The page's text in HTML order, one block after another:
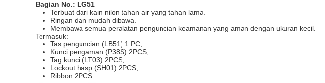
Bagian No.: LG51
Terbuat dari kain nilon tahan air yang tahan lama.
Ringan dan mudah dibawa.
Membawa semua peralatan penguncian keamanan yang aman dengan ukuran kecil.
Termasuk:
Tas penguncian (LB51) 1 PC;
Kunci pengaman (P38S) 2PCS;
Tag kunci (LT03) 2PCS;
Lockout hasp (SH01) 2PCS;
Ribbon 2PCS